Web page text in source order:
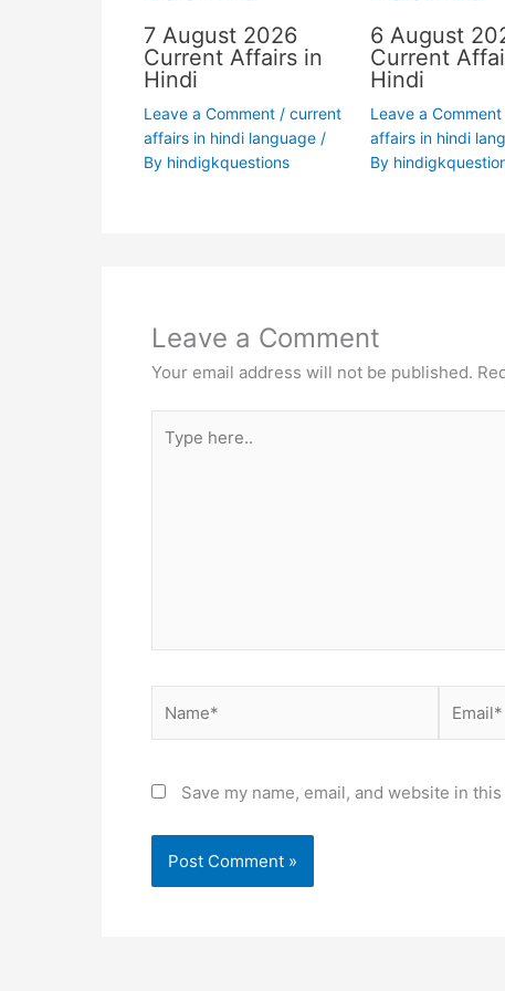
7 August 2026
Current Affairs in
Hindi
Leave a Comment / current
affairs in hindi language/
By hindigkquestions
6 August
Current
Hindi
Leave a Comment
affairs in hindi
By
Leave a Comment
Your email address will not be published.
here..
Save my name, email, and website in